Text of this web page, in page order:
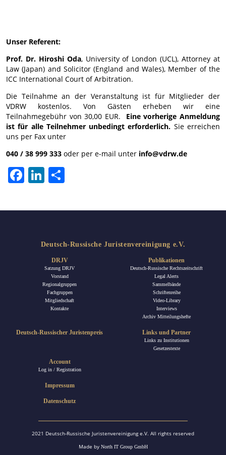
Unser Referent:
Prof. Dr. Hiroshi Oda, University of London (UCL), Attorney at
Law (Japan) and Solicitor (England and Wales), Member of the
ICC International Court of Arbitration.
Die Teilnahme an der Veranstaltung ist für Mitglieder der
VDRW kostenlos. Von Gästen erheben wir eine
Teilnahmegebühr von 30,00 EUR. Eine vorherige Anmeldung
ist für alle Teilnehmer unbedingt erforderlich. Sie erreichen
uns per Fax unter
040 / 38 999 333 oder per e-mail unter info@vdrw.de
FacebookLinkedIn
Deutsch-Russische Juristenvereinigung e.V.
DRJV
Satzung DRJV
Vorstand
Regionalgruppen
Fachgruppen
Mitgliedschaft
Kontakte
Publikationen
Deutsch-Russische Rechtszeitschrift
Legal Alerts
Sammelbände
Schriftenreihe
Video-Library
Interviews
Archiv Mitteilungshefte
Deutsch-Russischer Juristenpreis
Account
Log in / Registration
Links und Partner
Links zu Institutionen
Gesetzestexte
Impressum
Datenschutz
2021 Deutsch-Russische Juristenvereinigung e.V. All rights reserved
Made by North IT Group GmbH